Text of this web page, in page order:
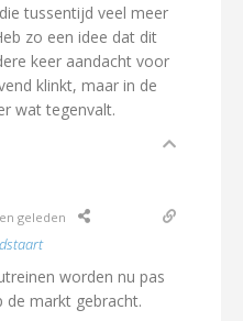
tussentijd veel meer
zo een idee dat dit
keer aandacht voor
klinkt, maar in de
wat tegenvalt.
geleden
worden nu pas
markt gebracht.